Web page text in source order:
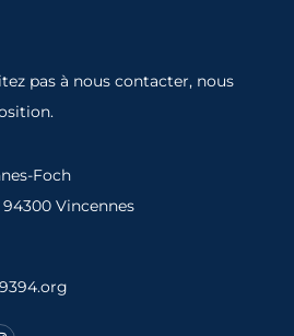
pas à nous contacter, nous
Foch
Vincennes